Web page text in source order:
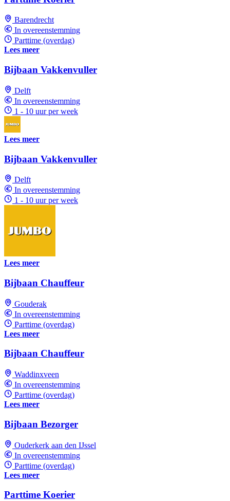
Barendrecht
In overeenstemming
Parttime (overdag)
Lees meer
Bijbaan Vakkenvuller
Delft
In overeenstemming
1 - 10 uur per week
Lees meer
Bijbaan Vakkenvuller
Delft
In overeenstemming
1 - 10 uur per week
Lees meer
Bijbaan Chauffeur
Gouderak
In overeenstemming
Parttime (overdag)
Lees meer
Bijbaan Chauffeur
Waddinxveen
In overeenstemming
Parttime (overdag)
Lees meer
Bijbaan Bezorger
Ouderkerk aan den IJssel
In overeenstemming
Parttime (overdag)
Lees meer
Parttime Koerier